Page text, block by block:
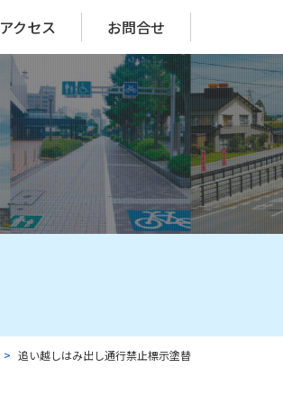
アクセス お問合せ
追い越しはみ出し通行禁止標示塗替